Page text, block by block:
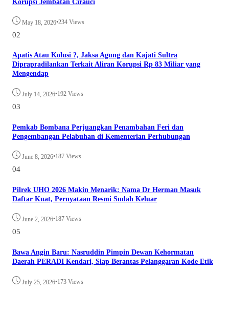
Korupsi Jembatan Cirauci
May 18, 2026•234 Views
02
Apatis Atau Kolusi ?, Jaksa Agung dan Kajati Sultra
Diprapradilankan Terkait Aliran Korupsi Rp 83 Miliar yang
Mengendap
July 14, 2026•192 Views
03
Pemkab Bombana Perjuangkan Penambahan Feri dan
Pengembangan Pelabuhan di Kementerian Perhubungan
June 8, 2026•187 Views
04
Pilrek UHO 2026 Makin Menarik: Nama Dr Herman Masuk
Daftar Kuat, Pernyataan Resmi Sudah Keluar
June 2, 2026•187 Views
05
Bawa Angin Baru: Nasruddin Pimpin Dewan Kehormatan
Daerah PERADI Kendari, Siap Berantas Pelanggaran Kode Etik
July 25, 2026•173 Views